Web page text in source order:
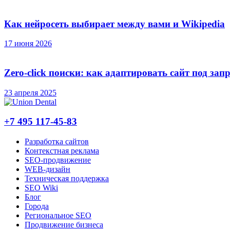
Как нейросеть выбирает между вами и Wikipedia
17 июня 2026
Zero-click поиски: как адаптировать сайт под
23 апреля 2025
+7 495 117-45-83
Разработка сайтов
Контекстная реклама
SEO-продвижение
WEB-дизайн
Техническая поддержка
SEO Wiki
Блог
Города
Региональное SEO
Продвижение бизнеса